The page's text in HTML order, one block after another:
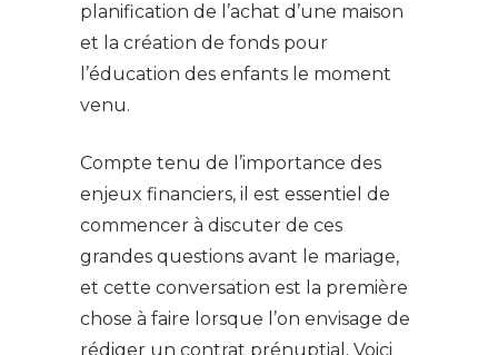
planification de l’achat d’une maison
et la création de fonds pour
l’éducation des enfants le moment
venu.
Compte tenu de l’importance des
enjeux financiers, il est essentiel de
commencer à discuter de ces
grandes questions avant le mariage,
et cette conversation est la première
chose à faire lorsque l’on envisage de
rédiger un contrat prénuptial. Voici